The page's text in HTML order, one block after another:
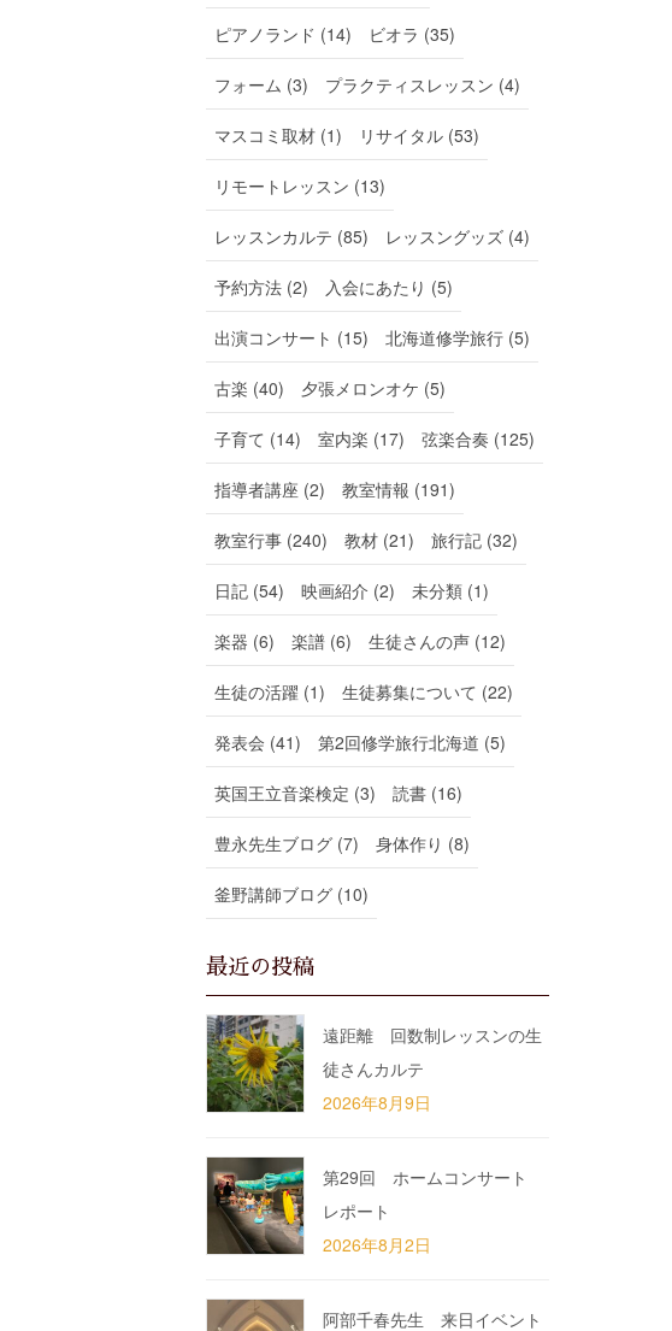
ピアノランド (14) ビオラ (35)
フォーム (3) プラクティスレッスン (4)
マスコミ取材 (1) リサイタル (53)
リモートレッスン (13)
レッスンカルテ (85) レッスングッズ (4)
予約方法 (2) 入会にあたり (5)
出演コンサート (15) 北海道修学旅行 (5)
古楽 (40) 夕張メロンオケ (5)
子育て (14) 室内楽 (17) 弦楽合奏 (125)
指導者講座 (2) 教室情報 (191)
教室行事 (240) 教材 (21) 旅行記 (32)
日記 (54) 映画紹介 (2) 未分類 (1)
楽器 (6) 楽譜 (6) 生徒さんの声 (12)
生徒の活躍 (1) 生徒募集について (22)
発表会 (41) 第2回修学旅行北海道 (5)
英国王立音楽検定 (3) 読書 (16)
豊永先生ブログ (7) 身体作り (8)
釜野講師ブログ (10)
最近の投稿
遠距離 回数制レッスンの生
徒さんカルテ
2026年8月9日
第29回 ホームコンサート
レポート
2026年8月2日
阿部千春先生 来日イベント